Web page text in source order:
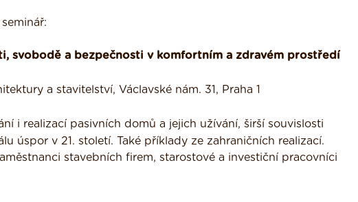
svobodě a bezpečnosti v komfortním a zdravém prostředí
a stavitelství, Václavské nám. 31, Praha 1
i realizací pasivních domů a jejich užívání, širší souvislosti
úspor v 21. století. Také příklady ze zahraničních realizací.
stavebních firem, starostové a investiční pracovníci